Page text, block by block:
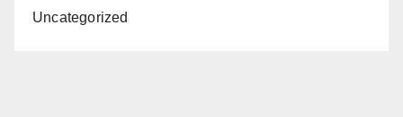
Uncategorized